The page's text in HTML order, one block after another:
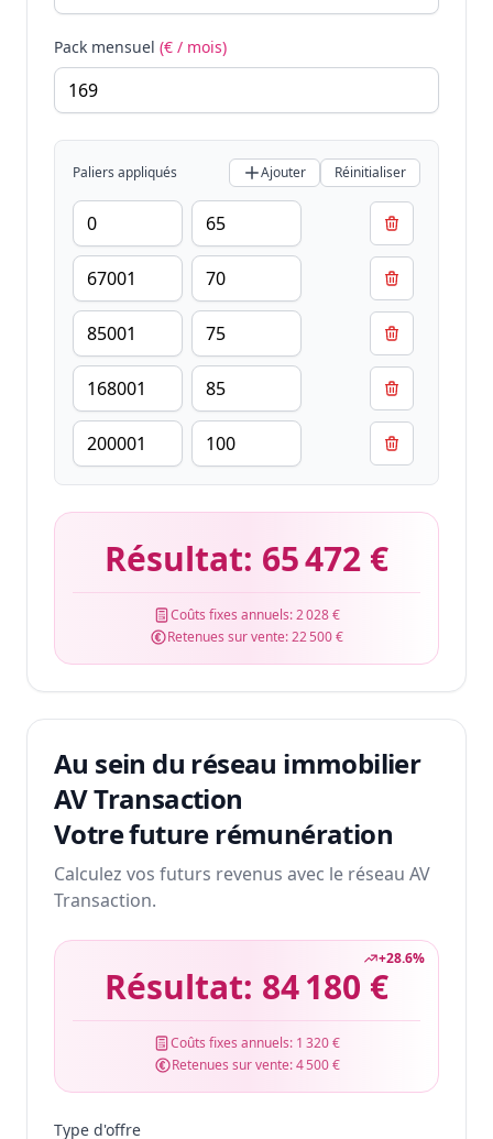
Pack mensuel (€ / mois)
Paliers appliqués Ajouter Réinitialiser
Résultat: 65 472 €
Coûts fixes annuels:2 028 €
Retenues sur vente:22 500 €
Au sein du réseau immobilier
AV Transaction
Votre future rémunération
Calculez vos futurs revenus avec le réseau AV
Transaction.
+28.6%
Résultat: 84 180 €
Coûts fixes annuels: 1 320 €
Retenues sur vente:4 500 €
Type d'offre